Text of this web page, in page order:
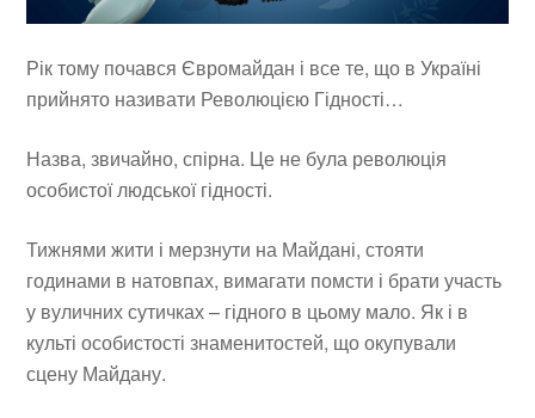
Рік тому почався Євромайдан і все те, що в Україні
прийнято називати Революцією Гідності…
Назва, звичайно, спірна. Це не була революція
особистої людської гідності.
Тижнями жити і мерзнути на Майдані, стояти
годинами в натовпах, вимагати помсти і брати участь
у вуличних сутичках – гідного в цьому мало. Як і в
культі особистості знаменитостей, що окупували
сцену Майдану.